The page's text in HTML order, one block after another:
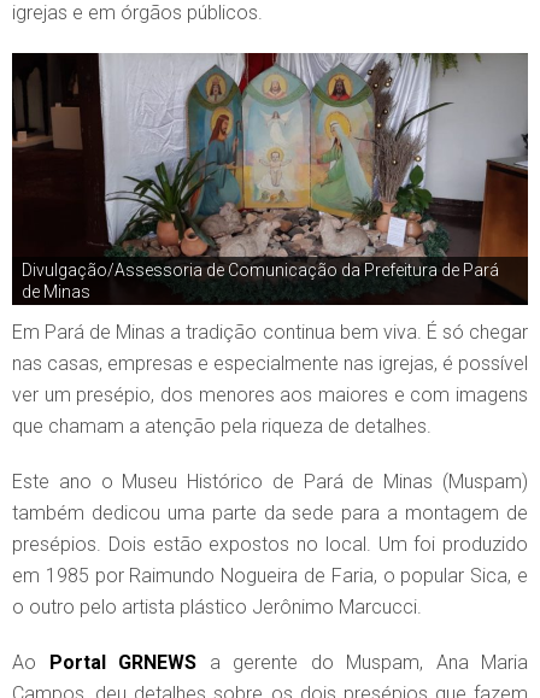
igrejas e em órgãos públicos.
Divulgação/Assessoria de Comunicação da Prefeitura de Pará
de Minas
Em Pará de Minas a tradição continua bem viva. É só chegar
nas casas, empresas e especialmente nas igrejas, é possível
ver um presépio, dos menores aos maiores e com imagens
que chamam a atenção pela riqueza de detalhes.
Este ano o Museu Histórico de Pará de Minas (Muspam)
também dedicou uma parte da sede para a montagem de
presépios. Dois estão expostos no local. Um foi produzido
em 1985 por Raimundo Nogueira de Faria, o popular Sica, e
o outro pelo artista plástico Jerônimo Marcucci.
Ao Portal GRNEWS a gerente do Muspam, Ana Maria